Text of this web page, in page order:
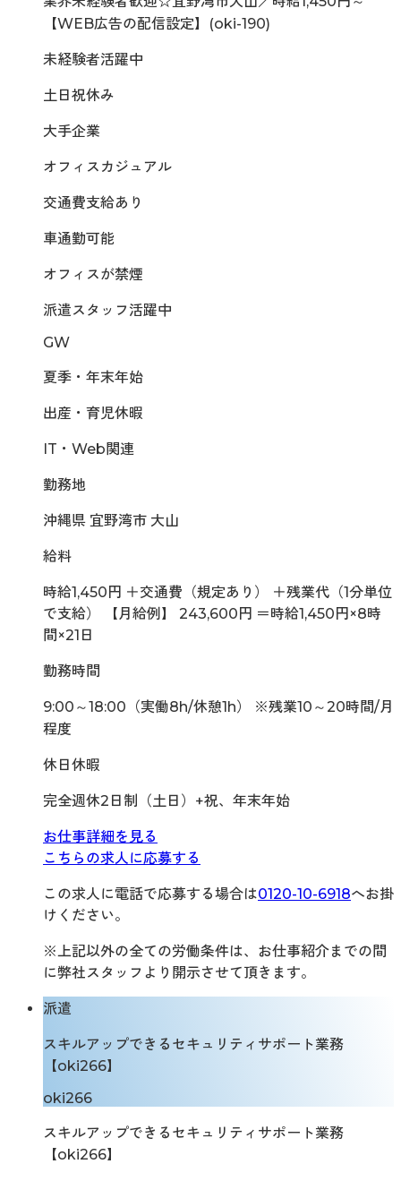
【WEB広告の配信設定】(oki-190)
未経験者活躍中
土日祝休み
大手企業
オフィスカジュアル
交通費支給あり
車通勤可能
オフィスが禁煙
派遣スタッフ活躍中
GW
夏季・年末年始
出産・育児休暇
IT・Web関連
勤務地
沖縄県 宜野湾市 大山
給料
時給1,450円 ＋交通費（規定あり） ＋残業代（1分単位
で支給） 【月給例】 243,600円 ＝時給1,450円×8時
間×21日
勤務時間
9:00～18:00（実働8h/休憩1h） ※残業10～20時間/月
程度
休日休暇
完全週休2日制（土日）+祝、年末年始
お仕事詳細を見る
こちらの求人に応募する
この求人に電話で応募する場合は0120-10-6918へお掛
けください。
※上記以外の全ての労働条件は、お仕事紹介までの間
に弊社スタッフより開示させて頂きます。
派遣
スキルアップできるセキュリティサポート業務
【oki266】
oki266
スキルアップできるセキュリティサポート業務
【oki266】